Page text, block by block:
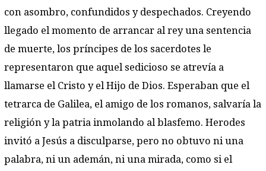
con asombro, confundidos y despechados. Creyendo
llegado el momento de arrancar al rey una sentencia
de muerte, los príncipes de los sacerdotes le
representaron que aquel sedicioso se atrevía a
llamarse el Cristo y el Hijo de Dios. Esperaban que el
tetrarca de Galilea, el amigo de los romanos, salvaría la
religión y la patria inmolando al blasfemo. Herodes
invitó a Jesús a disculparse, pero no obtuvo ni una
palabra, ni un ademán, ni una mirada, como si el